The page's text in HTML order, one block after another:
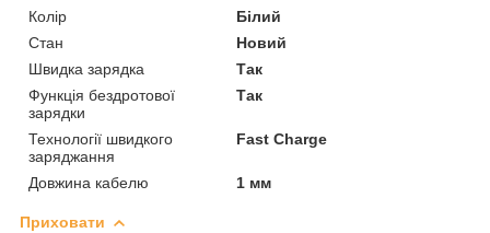
Колір
Білий
Стан
Новий
Швидка зарядка
Так
Функція бездротової
зарядки
Так
Технології швидкого
заряджання
Fast Charge
Довжина кабелю 1 мм
Приховати